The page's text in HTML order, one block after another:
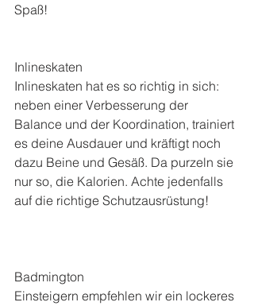
Spaß!
Inlineskaten
Inlineskaten hat es so richtig in sich:
neben einer Verbesserung der
Balance und der Koordination, trainiert
es deine Ausdauer und kräftigt noch
dazu Beine und Gesäß. Da purzeln sie
nur so, die Kalorien. Achte jedenfalls
auf die richtige Schutzausrüstung!
Badmington
Einsteigern empfehlen wir ein lockeres